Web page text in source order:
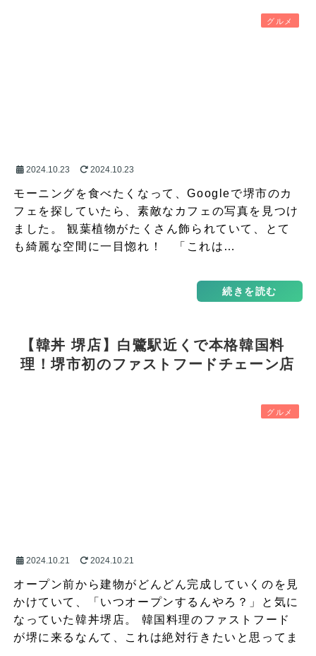
グルメ
2024.10.23 2024.10.23
モーニングを食べたくなって、Googleで堺市のカ
フェを探していたら、素敵なカフェの写真を見つけ
ました。 観葉植物がたくさん飾られていて、とて
も綺麗な空間に一目惚れ！ 「これは…
続きを読む
【韓丼 堺店】白鷺駅近くで本格韓国料
理！堺市初のファストフードチェーン店
グルメ
2024.10.21 2024.10.21
オープン前から建物がどんどん完成していくのを見
かけていて、「いつオープンするんやろ？」と気に
なっていた韓丼堺店。 韓国料理のファストフード
が堺に来るなんて、これは絶対行きたいと思ってま